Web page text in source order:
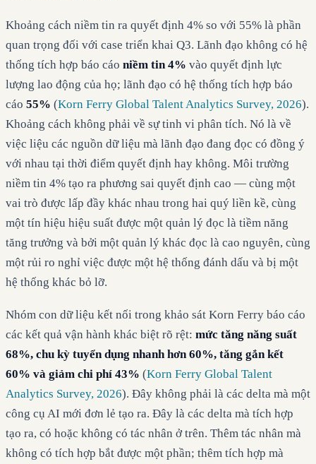
Khoảng cách niềm tin ra quyết định 4% so với 55% là phần
quan trọng đối với case triển khai Q3. Lãnh đạo không có hệ
thống tích hợp báo cáo niềm tin 4% vào quyết định lực
lượng lao động của họ; lãnh đạo có hệ thống tích hợp báo
cáo 55% (Korn Ferry Global Talent Analytics Survey, 2026).
Khoảng cách không phải về sự tinh vi phân tích. Nó là về
việc liệu các nguồn dữ liệu mà lãnh đạo đang đọc có đồng ý
với nhau tại thời điểm quyết định hay không. Môi trường
niềm tin 4% tạo ra phương sai quyết định cao — cùng một
vai trò được lấp đầy khác nhau trong hai quý liền kề, cùng
một tín hiệu hiệu suất được một quản lý đọc là tiềm năng
tăng trưởng và bởi một quản lý khác đọc là cao nguyên, cùng
một rủi ro nghỉ việc được một hệ thống đánh dấu và bị một
hệ thống khác bỏ lỡ.
Nhóm con dữ liệu kết nối trong khảo sát Korn Ferry báo cáo
các kết quả vận hành khác biệt rõ rệt: mức tăng năng suất
68%, chu kỳ tuyển dụng nhanh hơn 60%, tăng gắn kết
60% và giảm chi phí 43% (Korn Ferry Global Talent
Analytics Survey, 2026). Đây không phải là các delta mà một
công cụ AI mới đơn lẻ tạo ra. Đây là các delta mà tích hợp
tạo ra, có hoặc không có tác nhân ở trên. Thêm tác nhân mà
không có tích hợp bắt được một phần; thêm tích hợp mà